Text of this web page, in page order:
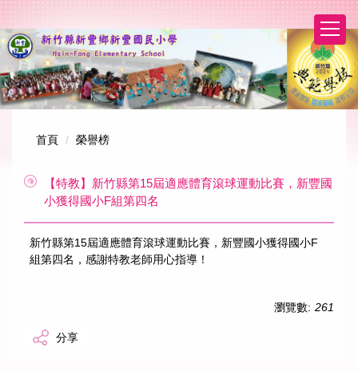
到
主
要
內
容
區
首頁 榮譽榜
【特教】新竹縣第15屆適應體育滾球運動比賽，新豐國
小獲得國小F組第四名
新竹縣第15屆適應體育滾球運動比賽，新豐國小獲得國小F
組第四名，感謝特教老師用心指導！
瀏覽數: 261
分享